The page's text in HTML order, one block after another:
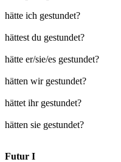
hätte ich gestundet?
hättest du gestundet?
hätte er/sie/es gestundet?
hätten wir gestundet?
hättet ihr gestundet?
hätten sie gestundet?
Futur I